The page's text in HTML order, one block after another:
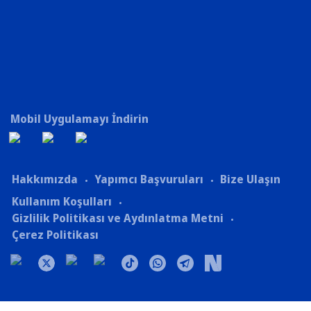
Mobil Uygulamayı İndirin
Hakkımızda Yapımcı Başvuruları
Bize Ulaşın
Kullanım Koşulları
Gizlilik Politikası ve Aydınlatma Metni
Çerez Politikası